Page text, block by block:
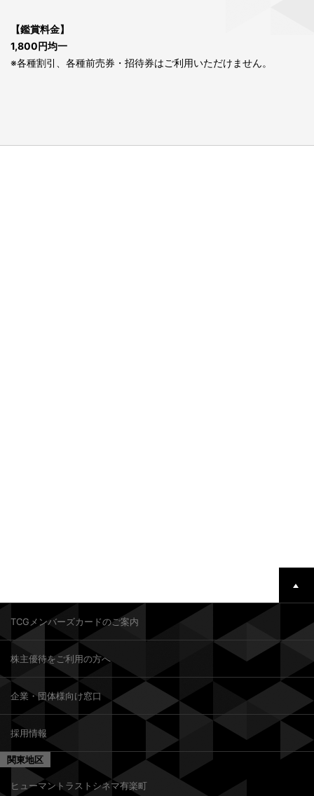
【鑑賞料金】
1,800円均一
※各種割引、各種前売券・招待券はご利用いただけません。
TCGメンバーズカードのご案内
株主優待をご利用の方へ
企業・団体様向け窓口
採用情報
関東地区
ヒューマントラストシネマ有楽町